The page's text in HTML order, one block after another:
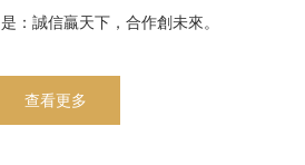
：誠信贏天下，合作創未來。
查看更多